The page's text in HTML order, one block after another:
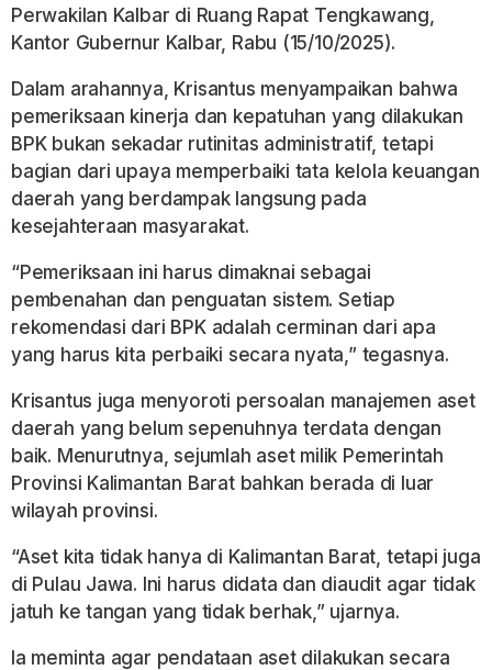
Perwakilan Kalbar di Ruang Rapat Tengkawang,
Kantor Gubernur Kalbar, Rabu (15/10/2025).
Dalam arahannya, Krisantus menyampaikan bahwa
pemeriksaan kinerja dan kepatuhan yang dilakukan
BPK bukan sekadar rutinitas administratif, tetapi
bagian dari upaya memperbaiki tata kelola keuangan
daerah yang berdampak langsung pada
kesejahteraan masyarakat.
“Pemeriksaan ini harus dimaknai sebagai
pembenahan dan penguatan sistem. Setiap
rekomendasi dari BPK adalah cerminan dari apa
yang harus kita perbaiki secara nyata,” tegasnya.
Krisantus juga menyoroti persoalan manajemen aset
daerah yang belum sepenuhnya terdata dengan
baik. Menurutnya, sejumlah aset milik Pemerintah
Provinsi Kalimantan Baratbahkan berada di luar
wilayah provinsi.
“Aset kita tidak hanya di Kalimantan Barat, tetapi juga
di Pulau Jawa. Ini harus didata dan diaudit agar tidak
jatuh ke tangan yang tidak berhak,” ujarnya.
Ia meminta agar pendataan aset dilakukan secara